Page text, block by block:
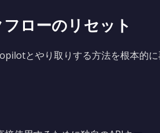
ローのリセット
とやり取りする方法を根本的